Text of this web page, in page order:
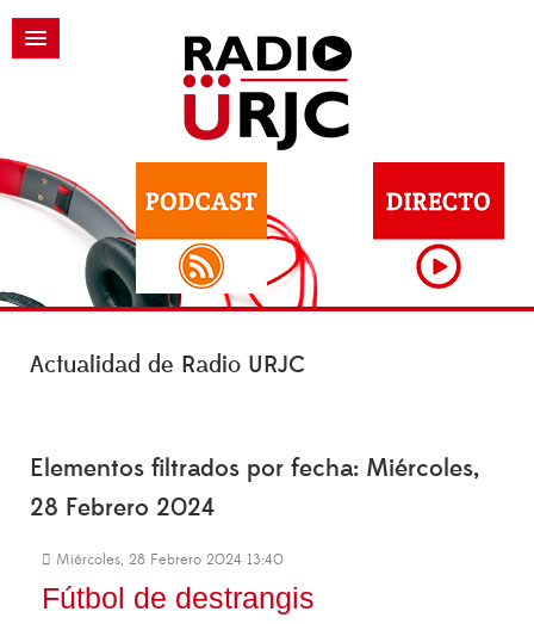
Actualidad de Radio URJC
Elementos filtrados por fecha: Miércoles,
28 Febrero 2024
Miércoles, 28 Febrero 2024 13:40
Fútbol de destrangis